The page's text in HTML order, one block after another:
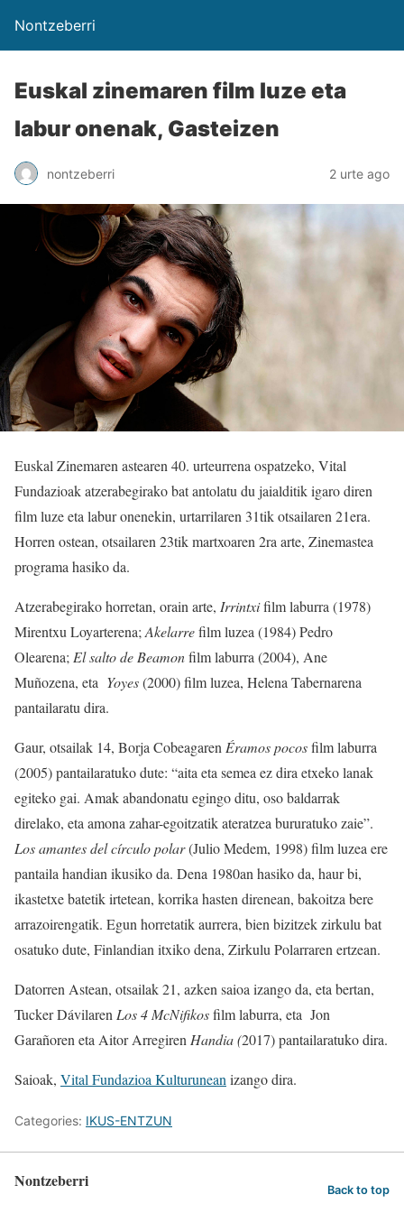
Nontzeberri
Euskal zinemaren film luze eta
labur onenak, Gasteizen
nontzeberri 2 urte ago
Euskal Zinemaren astearen 40. urteurrena ospatzeko, Vital
Fundazioak atzerabegirako bat antolatu du jaialditik igaro diren
film luze eta labur onenekin, urtarrilaren 31tik otsailaren 21era.
Horren ostean, otsailaren 23tik martxoaren 2ra arte, Zinemastea
programa hasiko da.
Atzerabegirako horretan, orain arte, Irrintxifilm laburra (1978)
Mirentxu Loyarterena;Akelarrefilm luzea (1984) Pedro
Olearena;El salto de Beamonfilm laburra (2004), Ane
Muñozena, eta Yoyes(2000) film luzea, Helena Tabernarena
pantailaratu dira.
Gaur, otsailak 14, Borja CobeagarenÉramos pocosfilm laburra
(2005) pantailaratuko dute: “aita eta semea ez dira etxeko lanak
egiteko gai. Amak abandonatu egingo ditu, oso baldarrak
direlako, eta amona zahar-egoitzatik ateratzea bururatuko zaie”.
Los amantes del círculo polar(Julio Medem, 1998) film luzea ere
pantaila handian ikusiko da. Dena 1980an hasiko da, haur bi,
ikastetxe batetik irtetean, korrika hasten direnean, bakoitza bere
arrazoirengatik. Egun horretatik aurrera, bien bizitzek zirkulu bat
osatuko dute, Finlandian itxiko dena, Zirkulu Polarraren ertzean.
Datorren Astean, otsailak 21, azken saioa izango da, eta bertan,
Tucker DávilarenLos 4 McNifikosfilm laburra, eta Jon
Garañoren eta Aitor ArregirenHandia (2017) pantailaratuko dira.
Saioak, Vital Fundazioa Kulturuneanizango dira.
Categories: IKUS-ENTZUN
Nontzeberri Back to top